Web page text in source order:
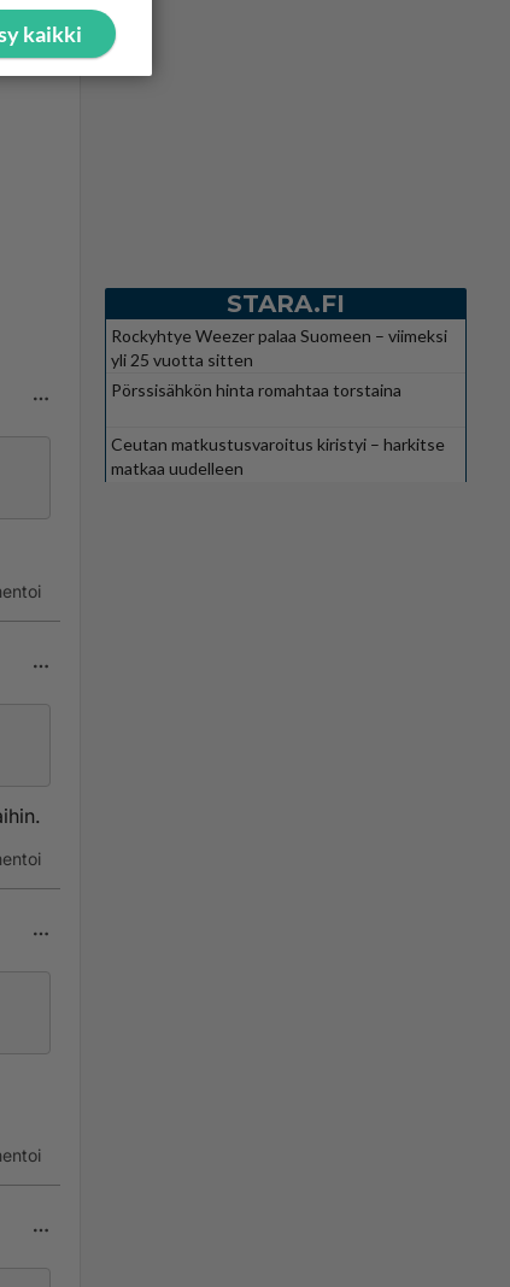
STARA.FI
Rockyhtye Weezer palaa Suomeen – viimeksi
yli 25 vuotta sitten
Pörssisähkön hinta romahtaa torstaina
Ceutan matkustusvaroitus kiristyi – harkitse
matkaa uudelleen
kaikki